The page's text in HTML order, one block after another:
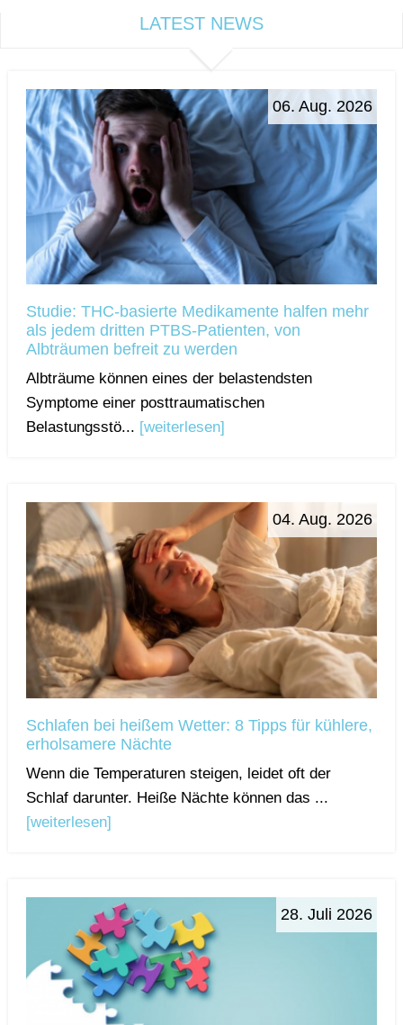
LATEST NEWS
06. Aug. 2026
Studie: THC-basierte Medikamente halfen mehr
als jedem dritten PTBS-Patienten, von
Albträumen befreit zu werden
Albträume können eines der belastendsten
Symptome einer posttraumatischen
Belastungsstö... [weiterlesen]
04. Aug. 2026
Schlafen bei heißem Wetter: 8 Tipps für kühlere,
erholsamere Nächte
Wenn die Temperaturen steigen, leidet oft der
Schlaf darunter. Heiße Nächte können das ...
[weiterlesen]
28. Juli 2026